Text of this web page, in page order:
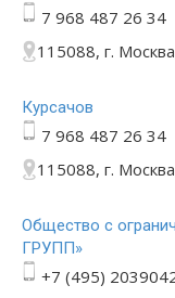
7 968 487 26 34
115088, г.
Курсачов
7 968 487 26 34
115088, г.
Общество с
ГРУПП»
+7 (495)